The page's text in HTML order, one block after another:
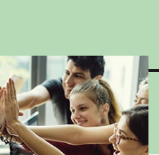
sont indiqués avec